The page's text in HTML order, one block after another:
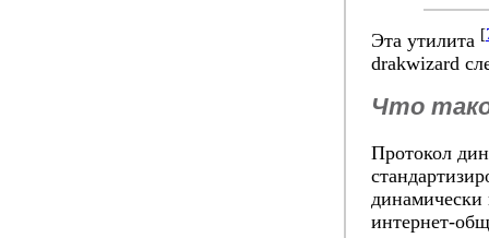
Эта утилита [
drakwizard
Что
Протокол
интернет-